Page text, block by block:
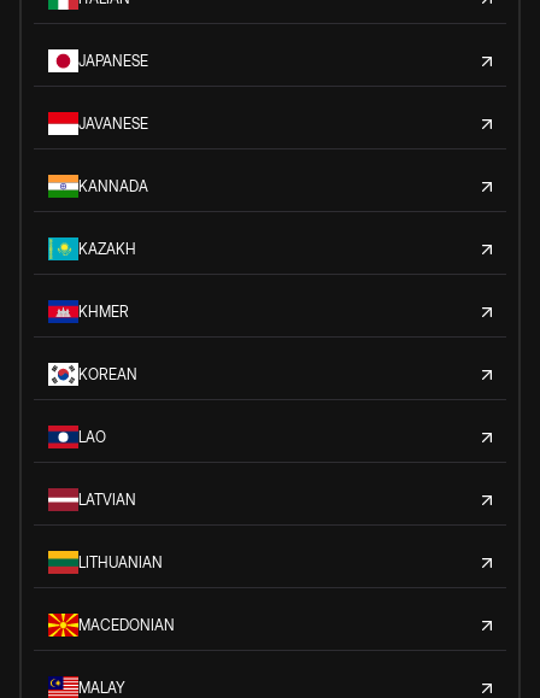
JAPANESE
JAVANESE
KANNADA
KAZAKH
KHMER
KOREAN
LAO
LATVIAN
LITHUANIAN
MACEDONIAN
MALAY